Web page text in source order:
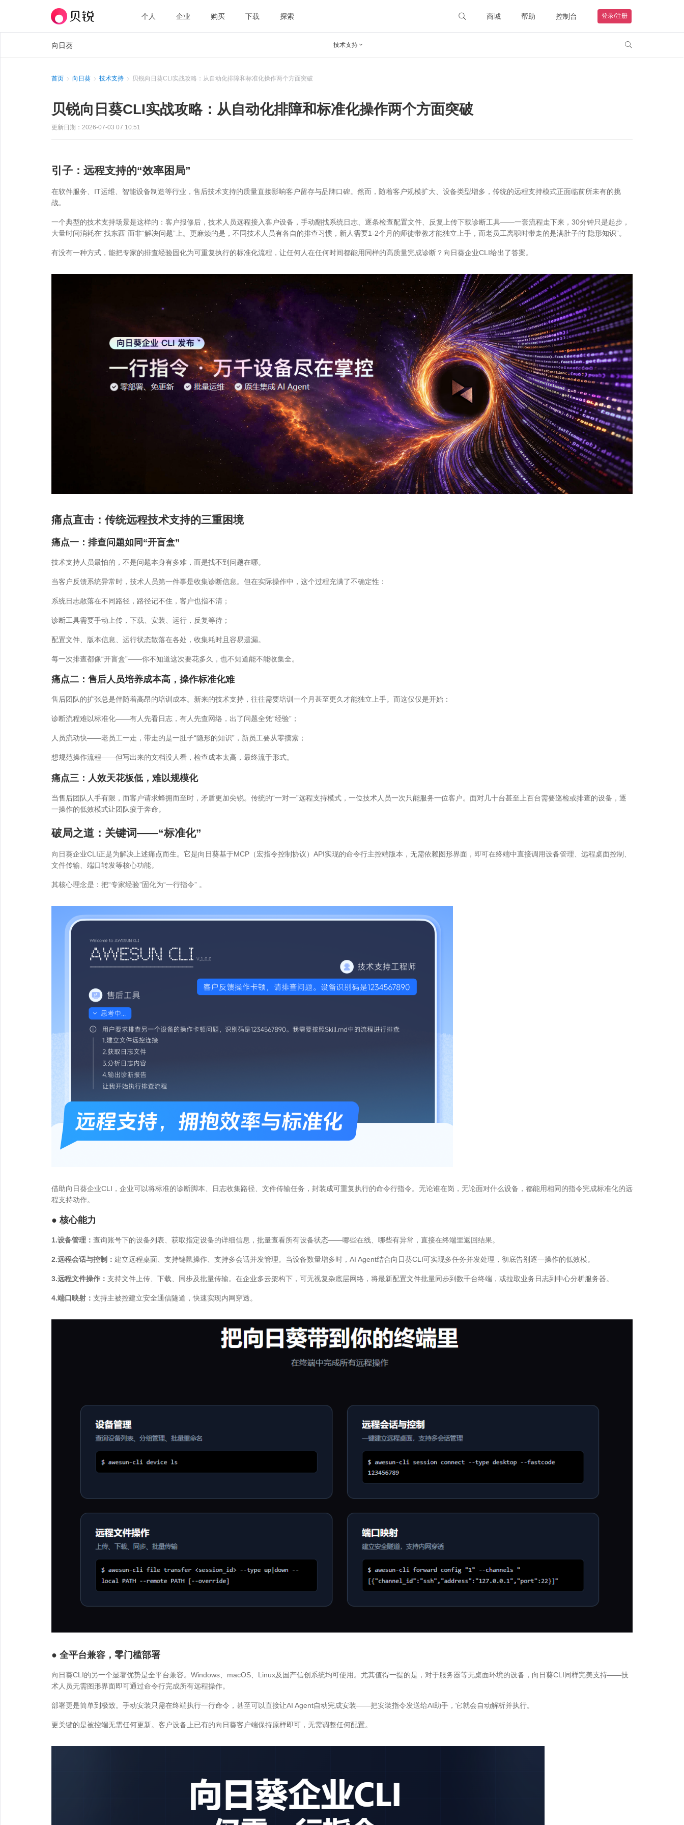
个人 企业 购买 下载 探索 商城 帮助 控制台 登录/注册
向日葵 技术支持  
首页 向日葵 技术支持 贝锐向日葵CLI实战攻略：从自动化排障和标准化操作两个方面突破
贝锐向日葵CLI实战攻略：从自动化排障和标准化操作两个方面突破
更新日期：2026-07-03 07:10:51
引子：远程支持的“效率困局”
在软件服务、IT运维、智能设备制造等行业，售后技术支持的质量直接影响客户留存与品牌口碑。然而，随着客户规模扩大、设备类型增多，传统的远程支持模式正面临前所未有的挑
战。
一个典型的技术支持场景是这样的：客户报修后，技术人员远程接入客户设备，手动翻找系统日志、逐条检查配置文件、反复上传下载诊断工具——一套流程走下来，30分钟只是起步，
大量时间消耗在“找东西”而非“解决问题”上。更麻烦的是，不同技术人员有各自的排查习惯，新人需要1-2个月的师徒带教才能独立上手，而老员工离职时带走的是满肚子的“隐形知识”。
有没有一种方式，能把专家的排查经验固化为可重复执行的标准化流程，让任何人在任何时间都能用同样的高质量完成诊断？向日葵企业CLI给出了答案。
痛点直击：传统远程技术支持的三重困境
痛点一：排查问题如同“开盲盒”
技术支持人员最怕的，不是问题本身有多难，而是找不到问题在哪。
当客户反馈系统异常时，技术人员第一件事是收集诊断信息。但在实际操作中，这个过程充满了不确定性：
系统日志散落在不同路径，路径记不住，客户也指不清；
诊断工具需要手动上传，下载、安装、运行，反复等待；
配置文件、版本信息、运行状态散落在各处，收集耗时且容易遗漏。
每一次排查都像“开盲盒”——你不知道这次要花多久，也不知道能不能收集全。
痛点二：售后人员培养成本高，操作标准化难
售后团队的扩张总是伴随着高昂的培训成本。新来的技术支持，往往需要培训一个月甚至更久才能独立上手。而这仅仅是开始：
诊断流程难以标准化——有人先看日志，有人先查网络，出了问题全凭“经验”；
人员流动快——老员工一走，带走的是一肚子“隐形的知识”，新员工要从零摸索；
想规范操作流程——但写出来的文档没人看，检查成本太高，最终流于形式。
痛点三：人效天花板低，难以规模化
当售后团队人手有限，而客户请求蜂拥而至时，矛盾更加尖锐。传统的“一对一”远程支持模式，一位技术人员一次只能服务一位客户。面对几十台甚至上百台需要巡检或排查的设备，逐
一操作的低效模式让团队疲于奔命。
破局之道：关键词——“标准化”
向日葵企业CLI正是为解决上述痛点而生。它是向日葵基于MCP（宏指令控制协议）API实现的命令行主控端版本，无需依赖图形界面，即可在终端中直接调用设备管理、远程桌面控制、
文件传输、端口转发等核心功能。
其核心理念是：把“专家经验”固化为“一行指令” 。
借助向日葵企业CLI，企业可以将标准的诊断脚本、日志收集路径、文件传输任务，封装成可重复执行的命令行指令。无论谁在岗，无论面对什么设备，都能用相同的指令完成标准化的远
程支持动作。
● 核心能力
1.设备管理： 查询账号下的设备列表、获取指定设备的详细信息，批量查看所有设备状态——哪些在线、哪些有异常，直接在终端里返回结果。
2.远程会话与控制： 建立远程桌面、支持键鼠操作、支持多会话并发管理。当设备数量增多时，AI Agent结合向日葵CLI可实现多任务并发处理，彻底告别逐一操作的低效模。
3.远程文件操作： 支持文件上传、下载、同步及批量传输。在企业多云架构下，可无视复杂底层网络，将最新配置文件批量同步到数千台终端，或拉取业务日志到中心分析服务器。
4.端口映射： 支持主被控建立安全通信隧道，快速实现内网穿透。
● 全平台兼容，零门槛部署
向日葵CLI的另一个显著优势是全平台兼容。Windows、macOS、Linux及国产信创系统均可使用。尤其值得一提的是，对于服务器等无桌面环境的设备，向日葵CLI同样完美支持——技
术人员无需图形界面即可通过命令行完成所有远程操作。
部署更是简单到极致。手动安装只需在终端执行一行命令，甚至可以直接让AI Agent自动完成安装——把安装指令发送给AI助手，它就会自动解析并执行。
更关键的是被控端无需任何更新。客户设备上已有的向日葵客户端保持原样即可，无需调整任何配置。